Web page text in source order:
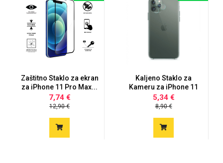
Zaštitno Staklo za ekran
za iPhone 11 Pro Max...
7,74 €
12,90 €
Kaljeno Staklo za
Kameru za iPhone 11
Pro Max
5,34 €
8,90 €
Svijet životinja
Mandale / Cvjetni
Citati & Stihovi